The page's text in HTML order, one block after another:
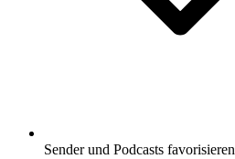
Sender und Podcasts favorisieren